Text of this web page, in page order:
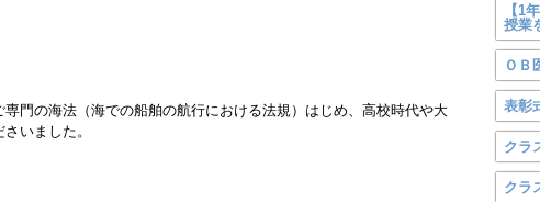
専門の海法（海での船舶の航行における法規）はじめ、高校時代や大
いました。
【1
授業
ＯＢ
表彰
クラ
クラ